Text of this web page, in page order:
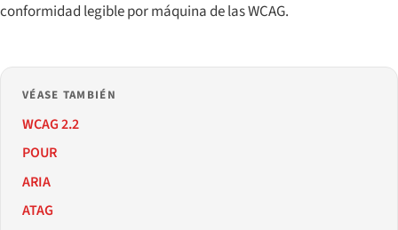
conformidad legible por máquina de las WCAG.
VÉASE TAMBIÉN
WCAG 2.2
POUR
ARIA
ATAG